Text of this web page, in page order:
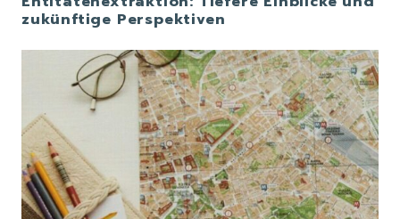
zukünftige Perspektiven